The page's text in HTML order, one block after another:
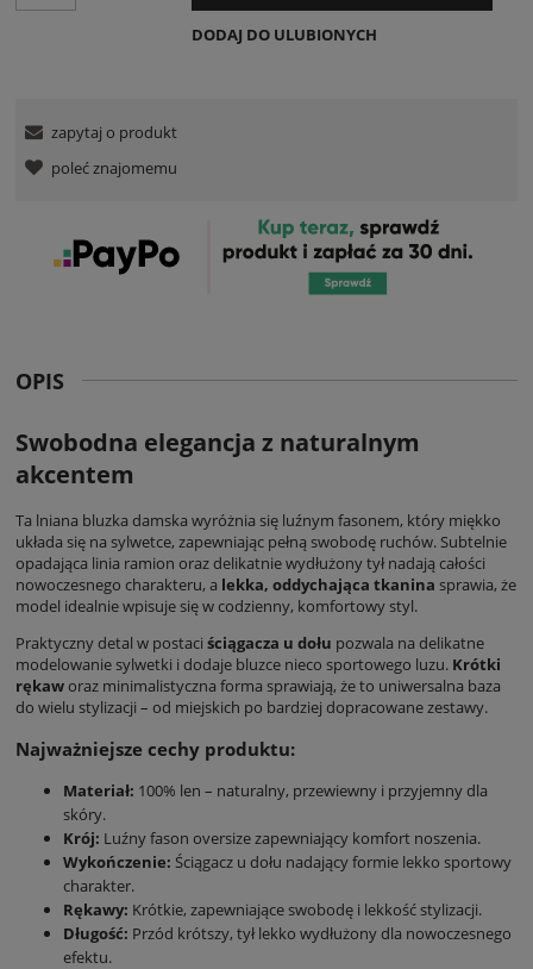
DODAJ DO ULUBIONYCH
zapytaj o produkt
poleć znajomemu
OPIS
Swobodna elegancja z naturalnym
akcentem
Ta lniana bluzka damska wyróżnia się luźnym fasonem, który miękko
układa się na sylwetce, zapewniając pełną swobodę ruchów. Subtelnie
opadająca linia ramion oraz delikatnie wydłużony tył nadają całości
nowoczesnego charakteru, a lekka, oddychająca tkanina sprawia, że
model idealnie wpisuje się w codzienny, komfortowy styl.
Praktyczny detal w postaci ściągacza u dołu pozwala na delikatne
modelowanie sylwetki i dodaje bluzce nieco sportowego luzu. Krótki
rękaworaz minimalistyczna forma sprawiają, że to uniwersalna baza
do wielu stylizacji – od miejskich po bardziej dopracowane zestawy.
Najważniejsze cechy produktu:
Materiał: 100% len – naturalny, przewiewny i przyjemny dla
skóry.
Krój: Luźny fason oversize zapewniający komfort noszenia.
Wykończenie: Ściągacz u dołu nadający formie lekko sportowy
charakter.
Rękawy: Krótkie, zapewniające swobodę i lekkość stylizacji.
Długość: Przód krótszy, tył lekko wydłużony dla nowoczesnego
efektu.